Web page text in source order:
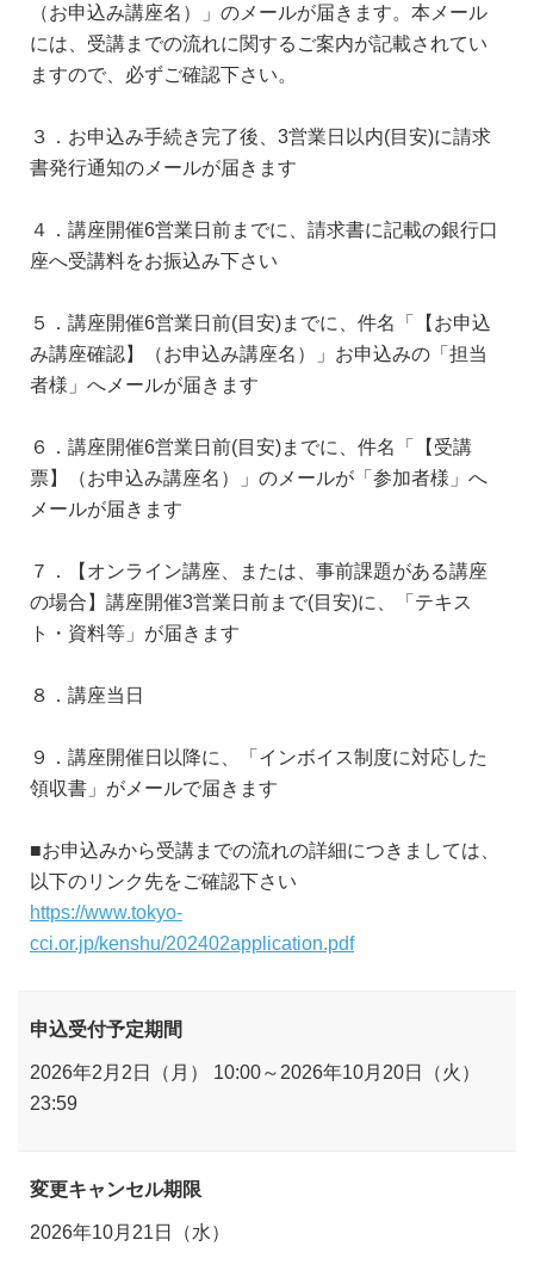
（お申込み講座名）」のメールが届きます。本メール
には、受講までの流れに関するご案内が記載されてい
ますので、必ずご確認下さい。
３．お申込み手続き完了後、3営業日以内(目安)に請求
書発行通知のメールが届きます
４．講座開催6営業日前までに、請求書に記載の銀行口
座へ受講料をお振込み下さい
５．講座開催6営業日前(目安)までに、件名「【お申込
み講座確認】（お申込み講座名）」お申込みの「担当
者様」へメールが届きます
６．講座開催6営業日前(目安)までに、件名「【受講
票】（お申込み講座名）」のメールが「参加者様」へ
メールが届きます
７．【オンライン講座、または、事前課題がある講座
の場合】講座開催3営業日前まで(目安)に、「テキス
ト・資料等」が届きます
８．講座当日
９．講座開催日以降に、「インボイス制度に対応した
領収書」がメールで届きます
■お申込みから受講までの流れの詳細につきましては、
以下のリンク先をご確認下さい
https://www.tokyo-
cci.or.jp/kenshu/202402application.pdf
申込受付予定期間
2026年2月2日（月） 10:00～2026年10月20日（火）
23:59
変更キャンセル期限
2026年10月21日（水）